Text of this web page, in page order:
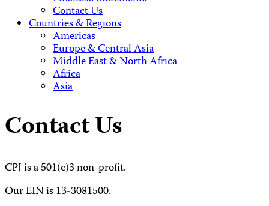
Contact Us
Countries & Regions
Americas
Europe & Central Asia
Middle East & North Africa
Africa
Asia
Contact Us
CPJ is a 501(c)3 non-profit.
Our EIN is 13-3081500.